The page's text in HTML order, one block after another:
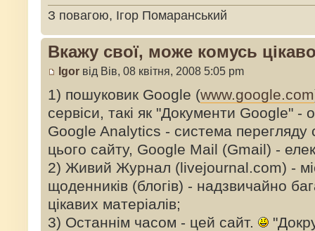
З повагою, Ігор Помаранський
Вкажу свої, може комусь
Igor від Вів, 08 квітня, 2008 5:05 pm
1) пошуковик Google (www.google.com
сервіси, такі як "Документи Google" -
Google Analytics - система перегляду
цього сайту, Google Mail (Gmail) -
2) Живий Журнал (livejournal.com) -
щоденників (блогів) - надзвичайно
цікавих матеріалів;
3) Останнім часом - цей сайт.